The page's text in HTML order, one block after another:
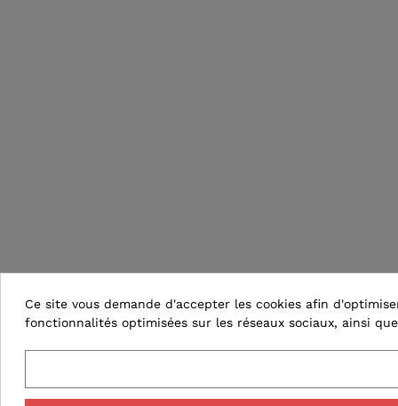
Ce site vous demande d'accepter les cookies afin
fonctionnalités optimisées sur les réseaux sociaux, ainsi